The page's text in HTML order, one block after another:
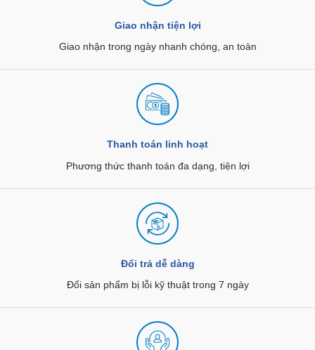
Giao nhận tiện lợi
Giao nhận trong ngày nhanh chóng, an toàn
Thanh toán linh hoạt
Phương thức thanh toán đa dạng, tiện lợi
Đổi trả dễ dàng
Đổi sản phẩm bị lỗi kỹ thuật trong 7 ngày